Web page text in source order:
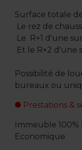
Surface totale
Le rez de
Le R+1 d'une
Et le R+2 d'une
Possibilité de
bureaux ou
Prestations &
Immeuble 100%
Economique